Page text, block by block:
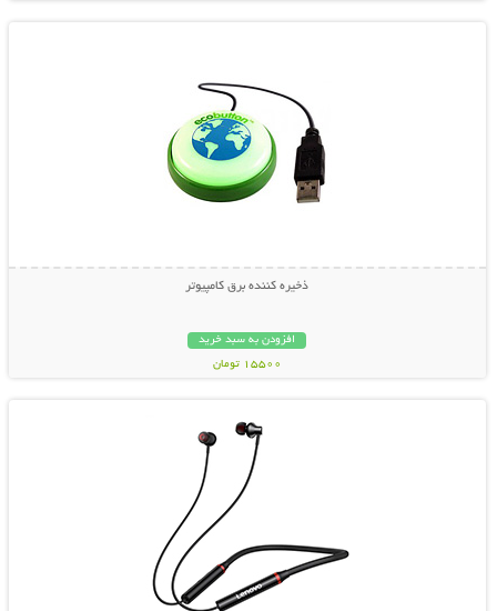
ذخیره کننده برق کامپیوتر
افزودن به سبد خرید
15500 تومان